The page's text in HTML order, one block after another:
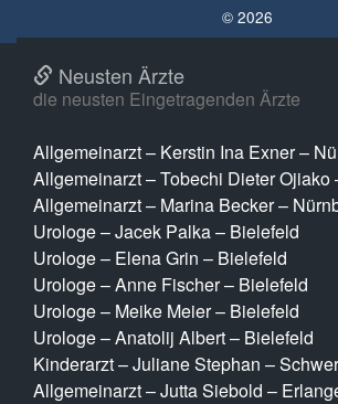
© 2026
Neusten Ärzte
die neusten Eingetragenden Ärzte
Allgemeinarzt – Kerstin Ina Exner –
Allgemeinarzt – Tobechi Dieter Ojiako
Allgemeinarzt – Marina Becker –
Urologe – Jacek Palka – Bielefeld
Urologe – Elena Grin – Bielefeld
Urologe – Anne Fischer – Bielefeld
Urologe – Meike Meier – Bielefeld
Urologe – Anatolij Albert – Bielefeld
Kinderarzt – Juliane Stephan –
Allgemeinarzt – Jutta Siebold –